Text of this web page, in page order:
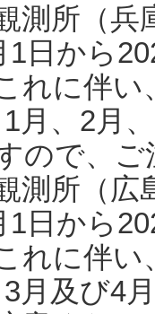
測所（
1日から
れに伴い
月、2月
ので、
測所（
1日から
れに伴い
月及び4